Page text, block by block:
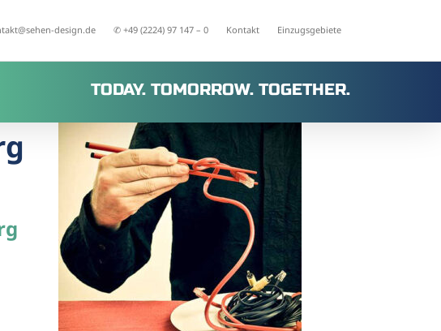
design.de ✆ +49 (2224) 97 147 – 0 Kontakt Einzugsgebiete
TODAY. TOMORROW. TOGETHER.